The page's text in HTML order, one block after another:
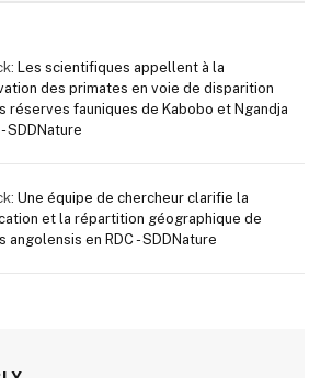
Les scientifiques appellent à la
des primates en voie de disparition
réserves fauniques de Kabobo et Ngandja
SDDNature
Une équipe de chercheur clarifie la
et la répartition géographique de
angolensis en RDC - SDDNature